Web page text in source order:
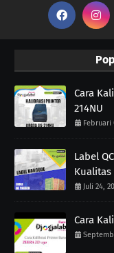
Cara
214NU
Februari
Label
Juli 24,
Cara